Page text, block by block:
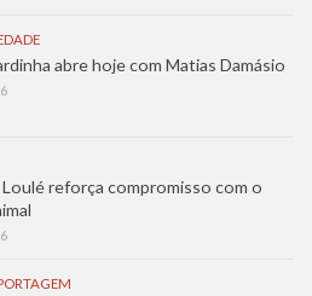
abre hoje com Matias Damásio
reforça compromisso com o